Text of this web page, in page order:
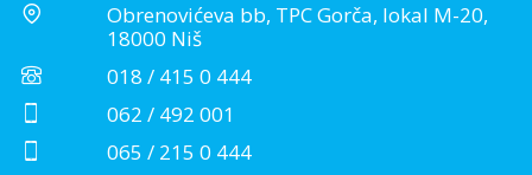
Obrenovićeva bb, TPC Gorča, lokal M-20,
18000 Niš
018 / 415 0 444
062 / 492 001
065 / 215 0 444